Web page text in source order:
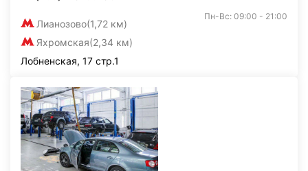
Лианозово(1,72 км)
Яхромская(2,34 км)
Пн-Вс: 09:00 - 21:00
Лобненская, 17 стр.1